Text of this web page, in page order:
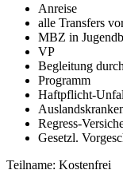
Anreise
alle Transfers
MBZ in
VP
Begleitung
Programm
Haftpflicht-
Regress-
Gesetzl.
Teilname: Kostenfrei